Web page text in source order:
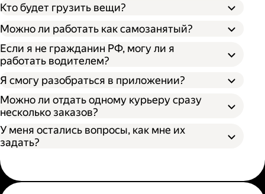
Кто будет грузить вещи?
Можно ли работать как самозанятый?
Если я не гражданин РФ, могу ли я
работать водителем?
Я смогу разобраться в приложении?
Можно ли отдать одному курьеру сразу
несколько заказов?
У меня остались вопросы, как мне их
задать?